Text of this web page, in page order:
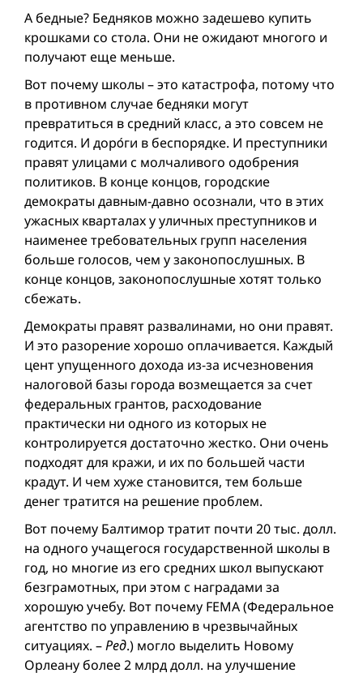
А бедные? Бедняков можно задешево купить
крошками со стола. Они не ожидают многого и
получают еще меньше.
Вот почему школы – это катастрофа, потому что
в противном случае бедняки могут
превратиться в средний класс, а это совсем не
годится. И дорóги в беспорядке. И преступники
правят улицами с молчаливого одобрения
политиков. В конце концов, городские
демократы давным-давно осознали, что в этих
ужасных кварталах у уличных преступников и
наименее требовательных групп населения
больше голосов, чем у законопослушных. В
конце концов, законопослушные хотят только
сбежать.
Демократы правят развалинами, но они правят.
И это разорение хорошо оплачивается. Каждый
цент упущенного дохода из-за исчезновения
налоговой базы города возмещается за счет
федеральных грантов, расходование
практически ни одного из которых не
контролируется достаточно жестко. Они очень
подходят для кражи, и их по большей части
крадут. И чем хуже становится, тем больше
денег тратится на решение проблем.
Вот почему Балтимор тратит почти 20 тыс. долл.
на одного учащегося государственнoй школы в
год, но многие из его средних школ выпускают
безграмотных, при этом с наградами за
хорошую учебу. Вот почему FEMA (Федеральное
агентство по управлению в чрезвычайных
ситуациях. –Ред.) могло выделить Новому
Орлеану более 2 млрд долл. на улучшение